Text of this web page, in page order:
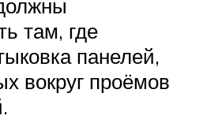
там, где
панелей,
вокруг проёмов